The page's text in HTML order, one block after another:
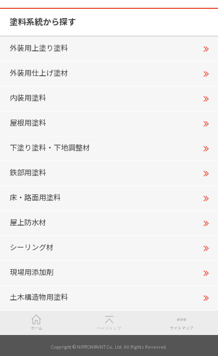
塗料系統から探す
外装用上塗り塗料
外装用仕上げ塗材
内装用塗料
屋根用塗料
下塗り塗料・下地調整材
鉄部用塗料
床・路面用塗料
屋上防水材
シーリング材
現場用添加剤
土木構造物用塗料
ホーム ページトップ サイトマップ
Copyright © NIPPONPAINT Co., Ltd. All Rights Reserved.